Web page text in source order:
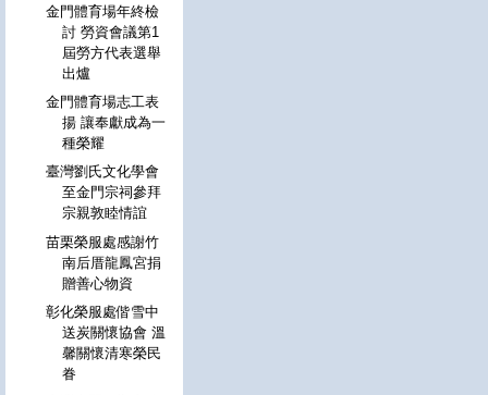
金門體育場年終檢
討 勞資會議第1
屆勞方代表選舉
出爐
金門體育場志工表
揚 讓奉獻成為一
種榮耀
臺灣劉氏文化學會
至金門宗祠參拜
宗親敦睦情誼
苗栗榮服處感謝竹
南后厝龍鳳宮捐
贈善心物資
彰化榮服處偕雪中
送炭關懷協會 溫
馨關懷清寒榮民
眷